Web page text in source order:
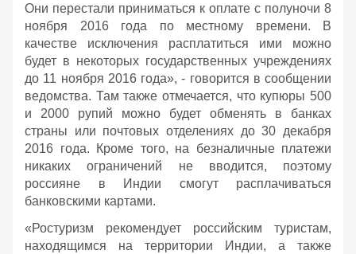
Они перестали приниматься к оплате с полуночи 8
ноября 2016 года по местному времени. В
качестве исключения расплатиться ими можно
будет в некоторых государственных учреждениях
до 11 ноября 2016 года», - говорится в сообщении
ведомства. Там также отмечается, что купюры 500
и 2000 рупий можно будет обменять в банках
страны или почтовых отделениях до 30 декабря
2016 года. Кроме того, на безналичные платежи
никаких ограничений не вводится, поэтому
россияне в Индии смогут расплачиваться
банковскими картами.
«Ростуризм рекомендует российским туристам,
находящимся на территории Индии, а также